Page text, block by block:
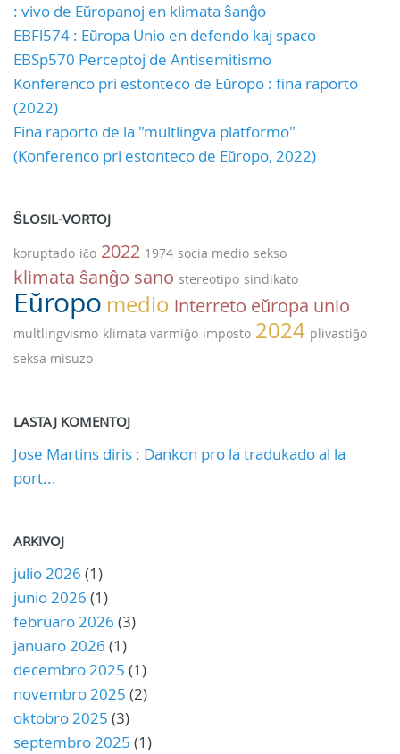
: vivo de Eŭropanoj en klimata ŝanĝo
EBFl574 : Eŭropa Unio en defendo kaj spaco
EBSp570 Perceptoj de Antisemitismo
Konferenco pri estonteco de Eŭropo : fina raporto
(2022)
Fina raporto de la "multlingva platformo"
(Konferenco pri estonteco de Eŭropo, 2022)
ŜLOSIL-VORTOJ
koruptado iĉo 2022 1974 socia medio sekso
klimata ŝanĝo sano stereotipo sindikato
Eŭropo medio interreto eŭropa unio
multlingvismo klimata varmiĝo imposto 2024 plivastiĝo
seksa misuzo
LASTAJ KOMENTOJ
Jose Martins diris : Dankon pro la tradukado al la
port...
ARKIVOJ
julio 2026 (1)
junio 2026 (1)
februaro 2026 (3)
januaro 2026 (1)
decembro 2025 (1)
novembro 2025 (2)
oktobro 2025 (3)
septembro 2025 (1)